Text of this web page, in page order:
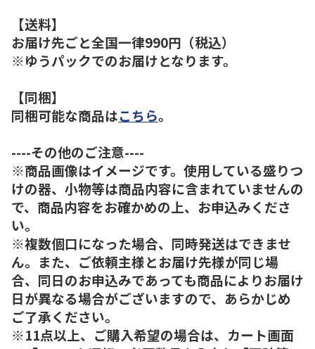
【送料】
お届け先ごと全国一律990円（税込）
※ゆうパックでのお届けとなります。
【同梱】
同梱可能な商品はこちら。
----その他のご注意----
※商品画像はイメージです。使用している盛りつ
けの器、小物等は商品内容に含まれていませんの
で、商品内容をお確かめの上、お申込みくださ
い。
※複数個口になった場合、同時発送はできませ
ん。また、ご依頼主様とお届け先様が同じ場
合、同日のお申込みであっても商品によりお届け
日が異なる場合がございますので、あらかじめ
ご了承ください。
※11点以上、ご購入希望の場合は、カート画面